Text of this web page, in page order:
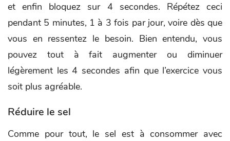
et enfin bloquez sur 4 secondes. Répétez ceci
pendant 5 minutes, 1 à 3 fois par jour, voire dès que
vous en ressentez le besoin. Bien entendu, vous
pouvez tout à fait augmenter ou diminuer
légèrement les 4 secondes afin que l’exercice vous
soit plus agréable.
Réduire le sel
Comme pour tout, le sel est à consommer avec